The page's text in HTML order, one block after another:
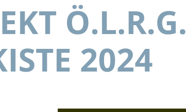
Ö.L.R.G.
2024